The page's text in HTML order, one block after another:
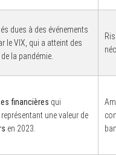
dues à des événements
le VIX, qui a atteint des
la pandémie.
financières qui
une valeur de
en 2023.